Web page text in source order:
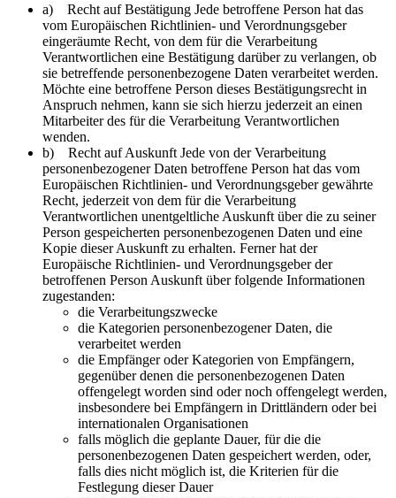
a) Recht auf Bestätigung Jede betroffene Person hat das
vom Europäischen Richtlinien- und Verordnungsgeber
eingeräumte Recht, von dem für die Verarbeitung
Verantwortlichen eine Bestätigung darüber zu verlangen, ob
sie betreffende personenbezogene Daten verarbeitet werden.
Möchte eine betroffene Person dieses Bestätigungsrecht in
Anspruch nehmen, kann sie sich hierzu jederzeit an einen
Mitarbeiter des für die Verarbeitung Verantwortlichen
wenden.
b) Recht auf Auskunft Jede von der Verarbeitung
personenbezogener Daten betroffene Person hat das vom
Europäischen Richtlinien- und Verordnungsgeber gewährte
Recht, jederzeit von dem für die Verarbeitung
Verantwortlichen unentgeltliche Auskunft über die zu seiner
Person gespeicherten personenbezogenen Daten und eine
Kopie dieser Auskunft zu erhalten. Ferner hat der
Europäische Richtlinien- und Verordnungsgeber der
betroffenen Person Auskunft über folgende Informationen
zugestanden:
die Verarbeitungszwecke
die Kategorien personenbezogener Daten, die
verarbeitet werden
die Empfänger oder Kategorien von Empfängern,
gegenüber denen die personenbezogenen Daten
offengelegt worden sind oder noch offengelegt werden,
insbesondere bei Empfängern in Drittländern oder bei
internationalen Organisationen
falls möglich die geplante Dauer, für die die
personenbezogenen Daten gespeichert werden, oder,
falls dies nicht möglich ist, die Kriterien für die
Festlegung dieser Dauer